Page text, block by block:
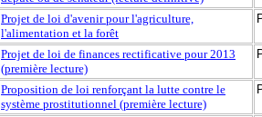
Projet de loi d'avenir pour l'agriculture,
l'alimentation et la forêt
Projet de loi de finances rectificative pour 2013
(première lecture)
Proposition de loi renforçant la lutte contre le
système prostitutionnel (première lecture)